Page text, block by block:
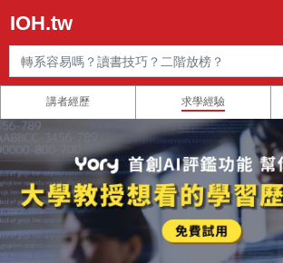
IOH.tw
講者經歷 求學經驗